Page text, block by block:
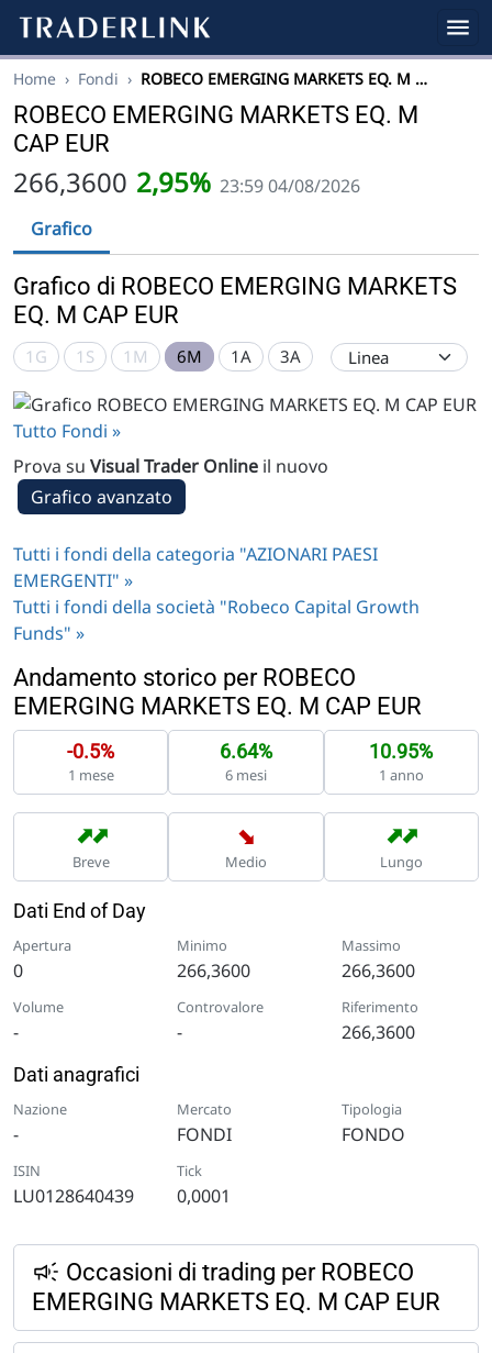
Home › Fondi › ROBECO EMERGING MARKETS EQ. M …
ROBECO EMERGING MARKETS EQ. M
CAP EUR
266,3600 2,95% 23:59 04/08/2026
Grafico
Grafico di ROBECO EMERGING MARKETS
EQ. M CAP EUR
1G 1S 1M 6M 1A 3A
Tutto Fondi »
Prova su Visual Trader Online il nuovo
Grafico avanzato
Tutti i fondi della categoria "AZIONARI PAESI
EMERGENTI" »
Tutti i fondi della società "Robeco Capital Growth
Funds" »
Andamento storico per ROBECO
EMERGING MARKETS EQ. M CAP EUR
-0.5%
1 mese
6.64%
6 mesi
10.95%
1 anno
➡
➡
Breve
➡
Medio
➡
➡
Lungo
Dati End of Day
Apertura
0
Minimo
266,3600
Massimo
266,3600
Volume
-
Controvalore
-
Riferimento
266,3600
Dati anagrafici
Nazione
-
Mercato
FONDI
Tipologia
FONDO
ISIN
LU0128640439
Tick
0,0001
Occasioni di trading per ROBECO
EMERGING MARKETS EQ. M CAP EUR